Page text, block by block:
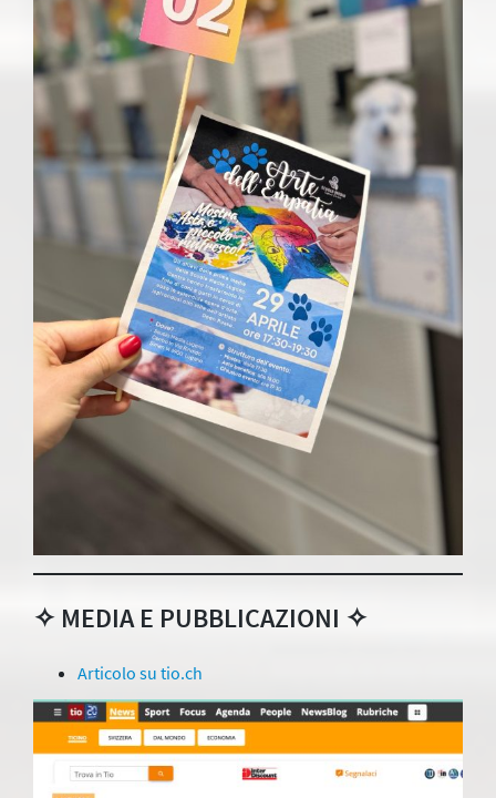
✧ MEDIA E PUBBLICAZIONI ✧
Articolo su tio.ch